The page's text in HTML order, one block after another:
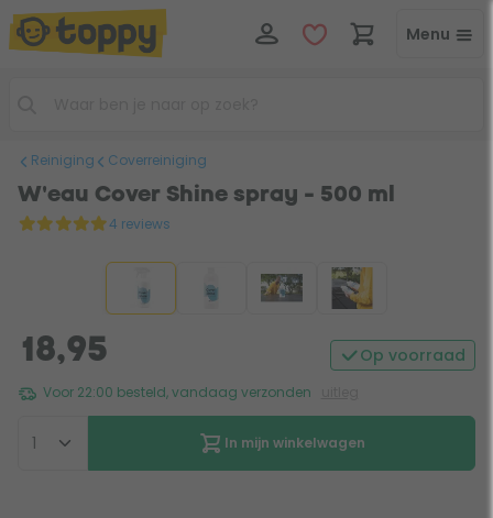
Menu
Reiniging Coverreiniging
W'eau Cover Shine spray - 500 ml
4 reviews
18,95 Op voorraad
Voor 22:00 besteld, vandaag verzonden
In mijn winkelwagen